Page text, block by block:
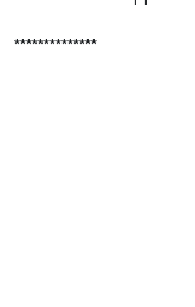
**************